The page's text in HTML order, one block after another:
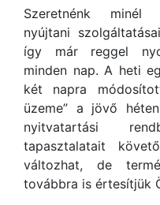
Szeretnénk minél
nyújtani
így már reggel
minden nap. A heti
két napra
üzeme” a jövő
nyitvatartási
tapasztalatait
változhat, de
továbbra is értesítjük